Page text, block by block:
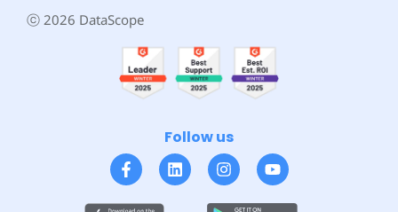
ⓒ 2026 DataScope
Follow us